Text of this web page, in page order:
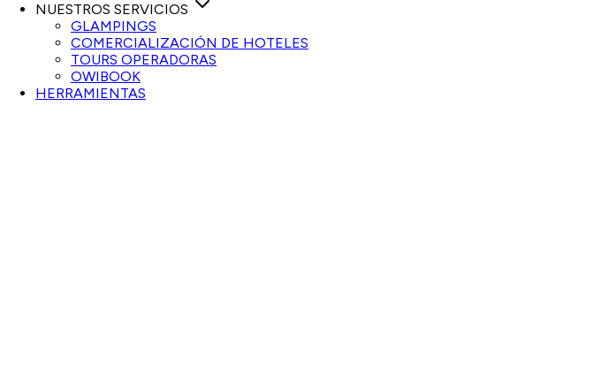
NUESTROS SERVICIOS
GLAMPINGS
COMERCIALIZACIÓN DE HOTELES
TOURS OPERADORAS
OWIBOOK
HERRAMIENTAS